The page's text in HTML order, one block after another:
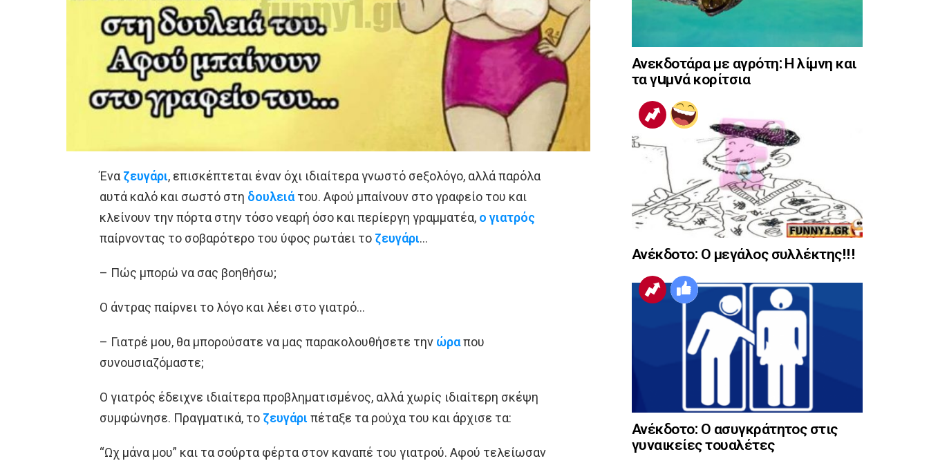
Ένα ζευγάρι, επισκέπτεται έναν όχι ιδιαίτερα γνωστό σeξολόγο, αλλά παρόλα
αυτά καλό και σωστό στη δουλειάτου. Αφού μπαίνουν στο γραφείο του και
κλείνουν την πόρτα στην τόσο νεαρή όσο και περίεργη γραμματέα, ο γιατρός
παίρνοντας το σοβαρότερο του ύφος ρωτάει το ζευγάρι…
– Πώς μπορώ να σας βοηθήσω;
Ο άντρας παίρνει το λόγο και λέει στο γιατρό…
– Γιατρέ μου, θα μπορούσατε να μας παρακολουθήσετε την ώραπου
συνοuσιαζόμαστε;
Ο γιατρός έδειχνε ιδιαίτερα προβληματισμένος, αλλά χωρίς ιδιαίτερη σκέψη
συμφώνησε. Πραγματικά, το ζευγάρι πέταξε τα ρούχα του και άρχισε τα:
“Ωχ μάνα μου” και τα σούρτα φέρτα στον καναπέ του γιατρού. Αφού τελείωσαν
Ανεκδοτάρα με αγρότη: Η λίμνη και
τα γuμvά κορίτσια
Ανέκδοτο: Ο μεγάλος συλλέκτης!!!
Ανέκδοτο: Ο ασυγκράτητος στις
γυναικείες τουαλέτες